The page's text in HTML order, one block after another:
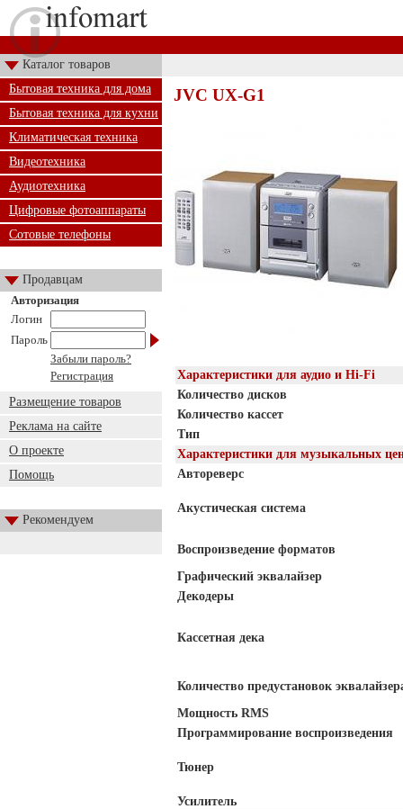
Каталог товаров
Бытовая техника для дома
Бытовая техника для кухни
Климатическая техника
Видеотехника
Аудиотехника
Цифровые фотоаппараты
Сотовые телефоны
Продавцам
Авторизация
Логин
Пароль
Забыли пароль?
Регистрация
Размещение товаров
Реклама на сайте
О проекте
Помощь
Рекомендуем
JVC UX-G1
Характеристики для аудио и Hi-Fi
Количество дисков
Количество кассет
Тип
Характеристики для музыкальных
Автореверс
Акустическая система
Воспроизведение форматов
Графический эквалайзер
Декодеры
Кассетная дека
Количество предустановок
Мощность RMS
Программирование воспроизведения
Тюнер
Усилитель